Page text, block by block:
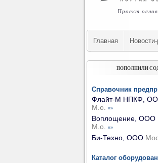
Проект
Главная
ПОПОЛНИЛИ
Справочник
Флайт-М НПКФ,
М.о.
»»
Воплощение, ООО
М.о.
»»
Би-Техно, ООО
Каталог